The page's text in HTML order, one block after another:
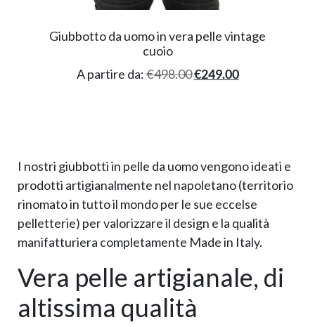
Giubbotto da uomo in vera pelle vintage
cuoio
A partire da:€498.00€249.00
I nostri giubbotti in pelle da uomo vengono ideati e
prodotti artigianalmente nel napoletano (territorio
rinomato in tutto il mondo per le sue eccelse
pelletterie) per valorizzare il design e la qualità
manifatturiera completamente Made in Italy.
Vera pelle artigianale, di
altissima qualità